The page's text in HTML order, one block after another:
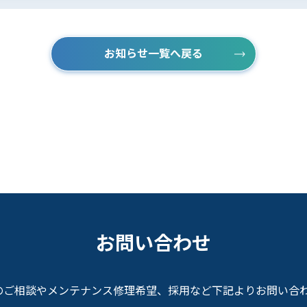
お知らせ一覧へ戻る
お問い合わせ
相談やメンテナンス修理希望、 採用など下記よりお問い合